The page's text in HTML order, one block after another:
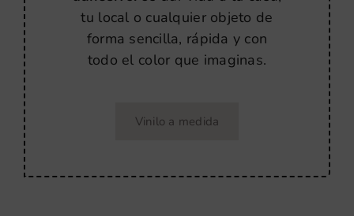
tu local o cualquier objeto de
forma sencilla, rápida y con
todo el color que imaginas.
Vinilo a medida